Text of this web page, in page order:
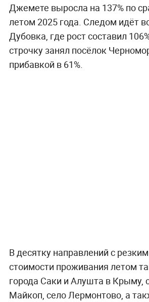
Джемете выросла на 137% по
летом 2025 года. Следом идёт
Дубовка, где рост составил
строчку занял посёлок
прибавкой в 61%.
В десятку направлений с
стоимости проживания летом
города Саки и Алушта в Крыму,
Майкоп, село Лермонтово, а